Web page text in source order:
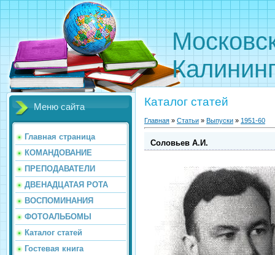
Меню сайта
Главная страница
КОМАНДОВАНИЕ
ПРЕПОДАВАТЕЛИ
ДВЕНАДЦАТАЯ РОТА
ВОСПОМИНАНИЯ
ФОТОАЛЬБОМЫ
Каталог статей
Гостевая книга
Каталог статей
Главная » Статьи » Выпуски » 1951-60
Соловьев А.И.